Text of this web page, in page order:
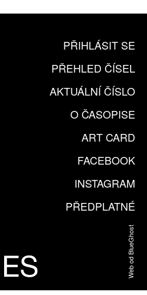
PŘIHLÁSIT SE
PŘEHLED ČÍSEL
AKTUÁLNÍ ČÍSLO
O ČASOPISE
ART CARD
FACEBOOK
INSTAGRAM
PŘEDPLATNÉ
Web od BlueGhost